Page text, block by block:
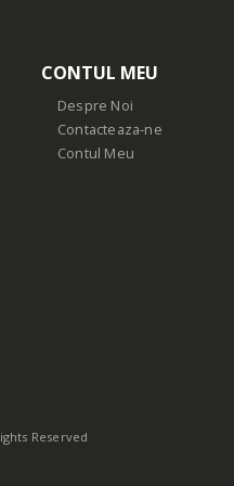
CONTUL MEU
Despre Noi
Contacteaza-ne
Contul Meu
Reserved